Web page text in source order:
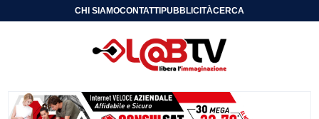
CHI SIAMOCONTATTIPUBBLICITÀCERCA